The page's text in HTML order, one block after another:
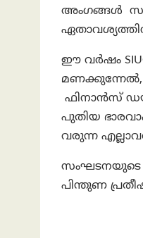
അംഗങ്ങൾ
ഈ വർഷം
മണക്കുന്നേൽ,
ഫിനാൻസ്
പുതിയ
വരുന്ന
സംഘടനയുടെ
പിന്തുണ